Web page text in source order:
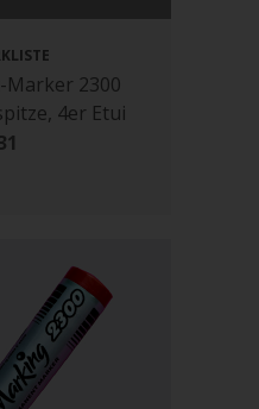
Marker 2300
4er Etui